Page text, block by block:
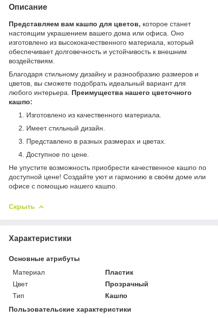
Описание
Представляем вам кашпо для цветов, которое станет
настоящим украшением вашего дома или офиса. Оно
изготовлено из высококачественного материала, который
обеспечивает долговечность и устойчивость к внешним
воздействиям.
Благодаря стильному дизайну и разнообразию размеров и
цветов, вы сможете подобрать идеальный вариант для
любого интерьера. Преимущества нашего цветочного
кашпо:
Изготовлено из качественного материала.
Имеет стильный дизайн.
Представлено в разных размерах и цветах.
Доступное по цене.
Не упустите возможность приобрести качественное кашпо по
доступной цене! Создайте уют и гармонию в своём доме или
офисе с помощью нашего кашпо.
Скрыть
Характеристики
Основные атрибуты
Материал
Пластик
Цвет
Прозрачный
Тип
Кашпо
Пользовательские характеристики